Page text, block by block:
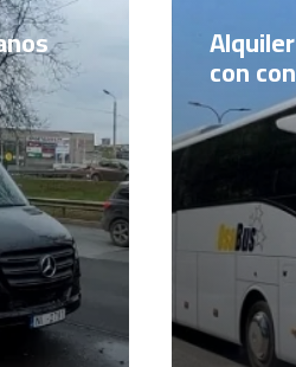
con